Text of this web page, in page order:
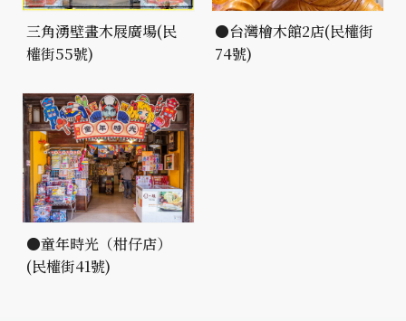
三角湧壁畫木屐廣場(民
權街55號)
●台灣檜木館2店(民權街
74號)
●童年時光（柑仔店）
(民權街41號)